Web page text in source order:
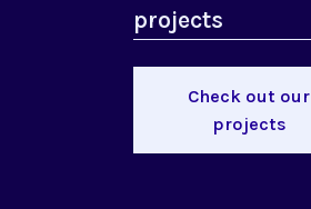
projects
Check out our
projects